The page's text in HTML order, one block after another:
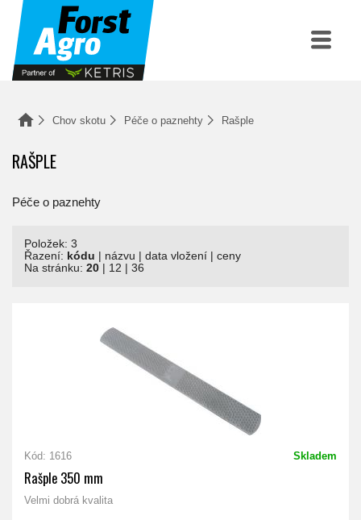
Chov skotu Péče o paznehty Rašple
RAŠPLE
Péče o paznehty
Položek: 3
Řazení: kódu | názvu | data vložení | ceny
Na stránku: 20 | 12 | 36
Kód: 1616 Skladem
Rašple 350 mm
Velmi dobrá kvalita